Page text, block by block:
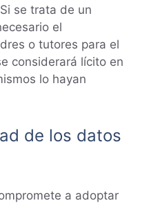
se trata de un
el
o tutores para el
considerará lícito en
lo hayan
de los datos
a adoptar